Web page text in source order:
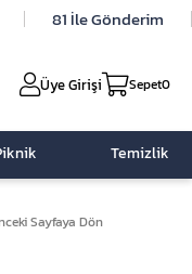
81 İle Gönderim
Üye Girişi Sepet0
Temizlik
Sayfaya Dön